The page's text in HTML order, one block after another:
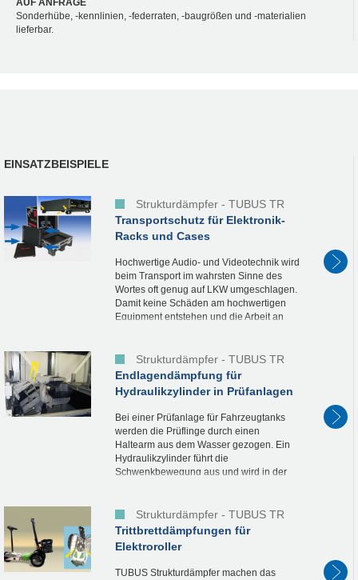
Sonderhübe, -kennlinien, -federraten, -baugrößen und -materialien
lieferbar.
EINSATZBEISPIELE
Strukturdämpfer - TUBUS TR
Transportschutz für Elektronik-
Racks und Cases
Hochwertige Audio- und Videotechnik wird
beim Transport im wahrsten Sinne des
Wortes oft genug auf LKW umgeschlagen.
Damit keine Schäden am hochwertigen
Equipment entstehen und die Arbeit an
Strukturdämpfer - TUBUS TR
Endlagendämpfung für
Hydraulikzylinder in Prüfanlagen
Bei einer Prüfanlage für Fahrzeugtanks
werden die Prüflinge durch einen
Haltearm aus dem Wasser gezogen. Ein
Hydraulikzylinder führt die
Schwenkbewegung aus und wird in der
wenn diese...
Strukturdämpfer - TUBUS TR
Trittbrettdämpfungen für
Elektroroller
TUBUS Strukturdämpfer machen das